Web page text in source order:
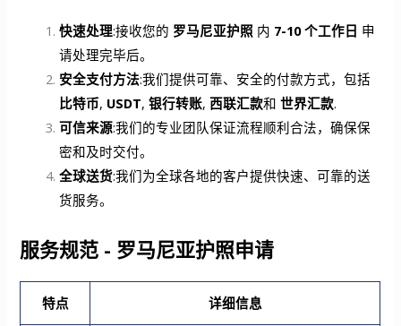
快速处理:接收您的 罗马尼亚护照 内 7-10 个工作日 申
请处理完毕后。
安全支付方法:我们提供可靠、安全的付款方式，包括
比特币, USDT,银行转账,西联汇款和世界汇款.
可信来源:我们的专业团队保证流程顺利合法，确保保
密和及时交付。
全球送货:我们为全球各地的客户提供快速、可靠的送
货服务。
服务规范 - 罗马尼亚护照申请
特点 详细信息